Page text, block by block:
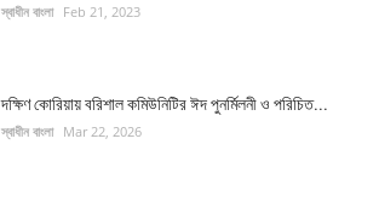
স্বাধীন বাংলা Feb 21, 2023
দক্ষিণ কোরিয়ায় বরিশাল কমিউনিটির ঈদ পুনর্মিলনী ও পরিচিত...
স্বাধীন বাংলা Mar 22, 2026